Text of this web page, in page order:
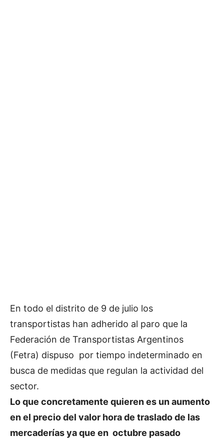
En todo el distrito de 9 de julio los
transportistas han adherido al paro que la
Federación de Transportistas Argentinos
(Fetra) dispuso por tiempo indeterminado en
busca de medidas que regulan la actividad del
sector.
Lo que concretamente quieren es un aumento
en el precio del valor hora de traslado de las
mercaderías ya que en octubre pasado